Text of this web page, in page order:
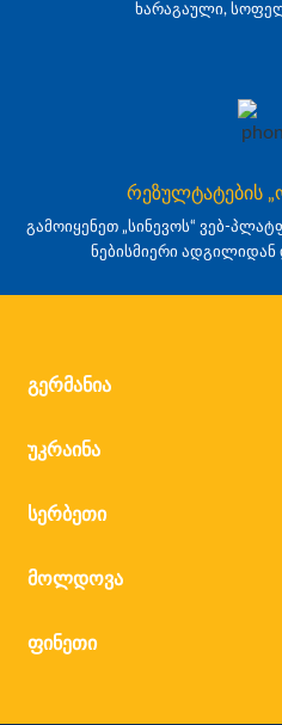
ხარაგაული,
რეზულტატების
გამოიყენეთ „სინევოს“ ვებ-
ნებისმიერი ადგილიდან
გერმანია
უკრაინა
სერბეთი
მოლდოვა
ფინეთი